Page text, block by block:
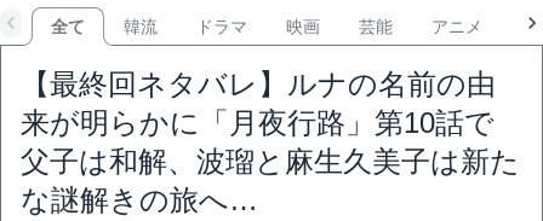
全て 韓流 ドラマ 映画 芸能 アニメ
【最終回ネタバレ】ルナの名前の由
来が明らかに「月夜行路」第10話で
父子は和解、波瑠と麻生久美子は新た
な謎解きの旅へ…